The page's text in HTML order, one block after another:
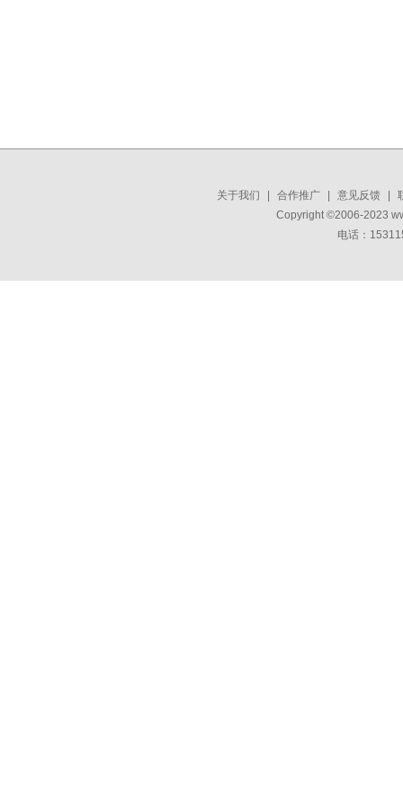
关于我们 合作推广 意见反馈
Copyright ©2006-2023
电话：